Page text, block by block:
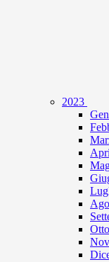
2023